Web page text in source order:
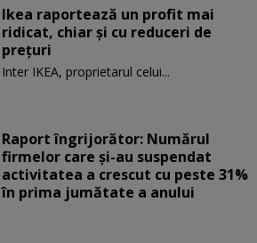
Ikea raportează un profit mai
ridicat, chiar și cu reduceri de
preţuri
Inter IKEA, proprietarul celui...
Raport îngrijorător: Numărul
firmelor care şi-au suspendat
activitatea a crescut cu peste 31%
în prima jumătate a anului